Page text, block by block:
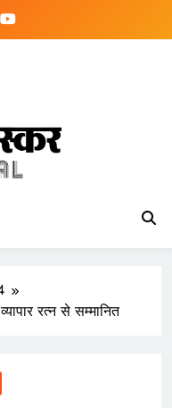
रत्न से सम्मानित